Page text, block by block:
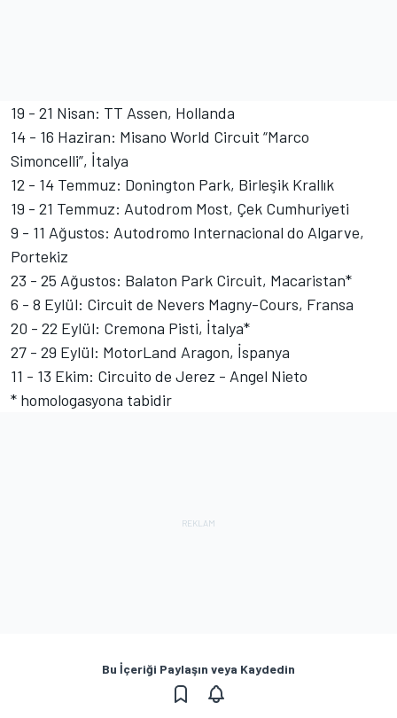
19 - 21 Nisan: TT Assen, Hollanda
14 - 16 Haziran: Misano World Circuit “Marco
Simoncelli”, İtalya
12 - 14 Temmuz: Donington Park, Birleşik Krallık
19 - 21 Temmuz: Autodrom Most, Çek Cumhuriyeti
9 - 11 Ağustos: Autodromo Internacional do Algarve,
Portekiz
23 - 25 Ağustos: Balaton Park Circuit, Macaristan*
6 - 8 Eylül: Circuit de Nevers Magny-Cours, Fransa
20 - 22 Eylül: Cremona Pisti, İtalya*
27 - 29 Eylül: MotorLand Aragon, İspanya
11 - 13 Ekim: Circuito de Jerez - Angel Nieto
* homologasyona tabidir
Bu İçeriği Paylaşın veya Kaydedin